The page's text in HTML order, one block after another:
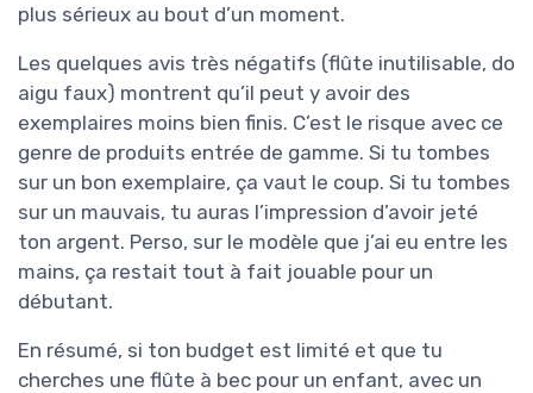
plus sérieux au bout d’un moment.
Les quelques avis très négatifs (flûte inutilisable, do
aigu faux) montrent qu’il peut y avoir des
exemplaires moins bien finis. C’est le risque avec ce
genre de produits entrée de gamme. Si tu tombes
sur un bon exemplaire, ça vaut le coup. Si tu tombes
sur un mauvais, tu auras l’impression d’avoir jeté
ton argent. Perso, sur le modèle que j’ai eu entre les
mains, ça restait tout à fait jouable pour un
débutant.
En résumé, si ton budget est limité et que tu
cherches une flûte à bec pour un enfant, avec un